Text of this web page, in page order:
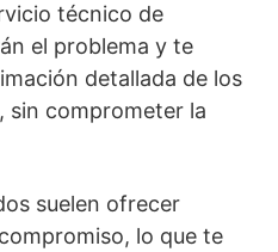
técnico de
el problema y te
detallada de los
sin comprometer la
suelen ofrecer
lo que te